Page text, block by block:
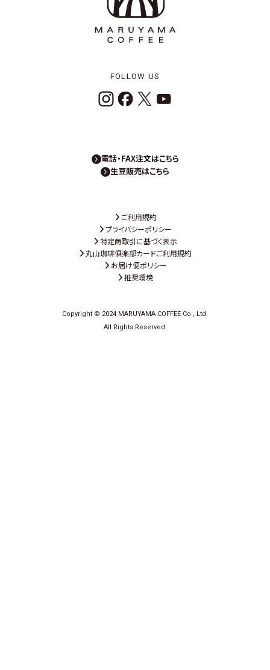
FOLLOW US
電話・FAX注文はこちら
生豆販売はこちら
ご利用規約
プライバシーポリシー
特定商取引に基づく表示
丸山珈琲俱楽部カードご利用規約
お届け便ポリシー
推奨環境
Copyright © 2024 MARUYAMA COFFEE Co., Ltd.
All Rights Reserved.